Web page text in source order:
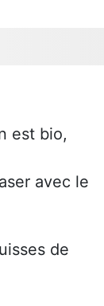
est bio,
avec le
de